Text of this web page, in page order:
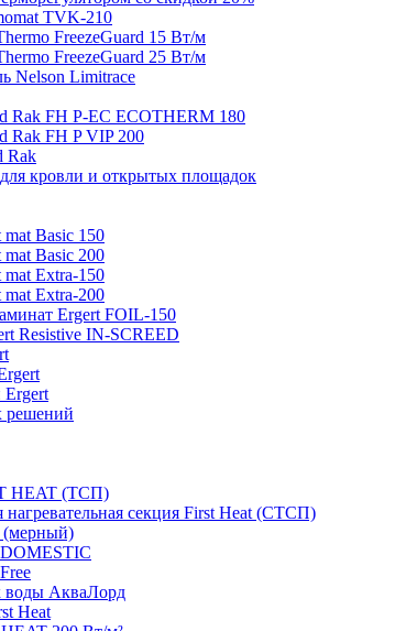
TVK-210
FreezeGuard 15 Вт/м
FreezeGuard 25 Вт/м
Nelson Limitrace
Rak FH P-EC ECOTHERM 180
Rak FH P VIP 200
Rak
кровли и открытых площадок
Basic 150
Basic 200
Extra-150
Extra-200
Ergert FOIL-150
Resistive IN-SCREED
решений
HEAT (ТСП)
нагревательная секция First Heat (СТСП)
воды АкваЛорд
Heat